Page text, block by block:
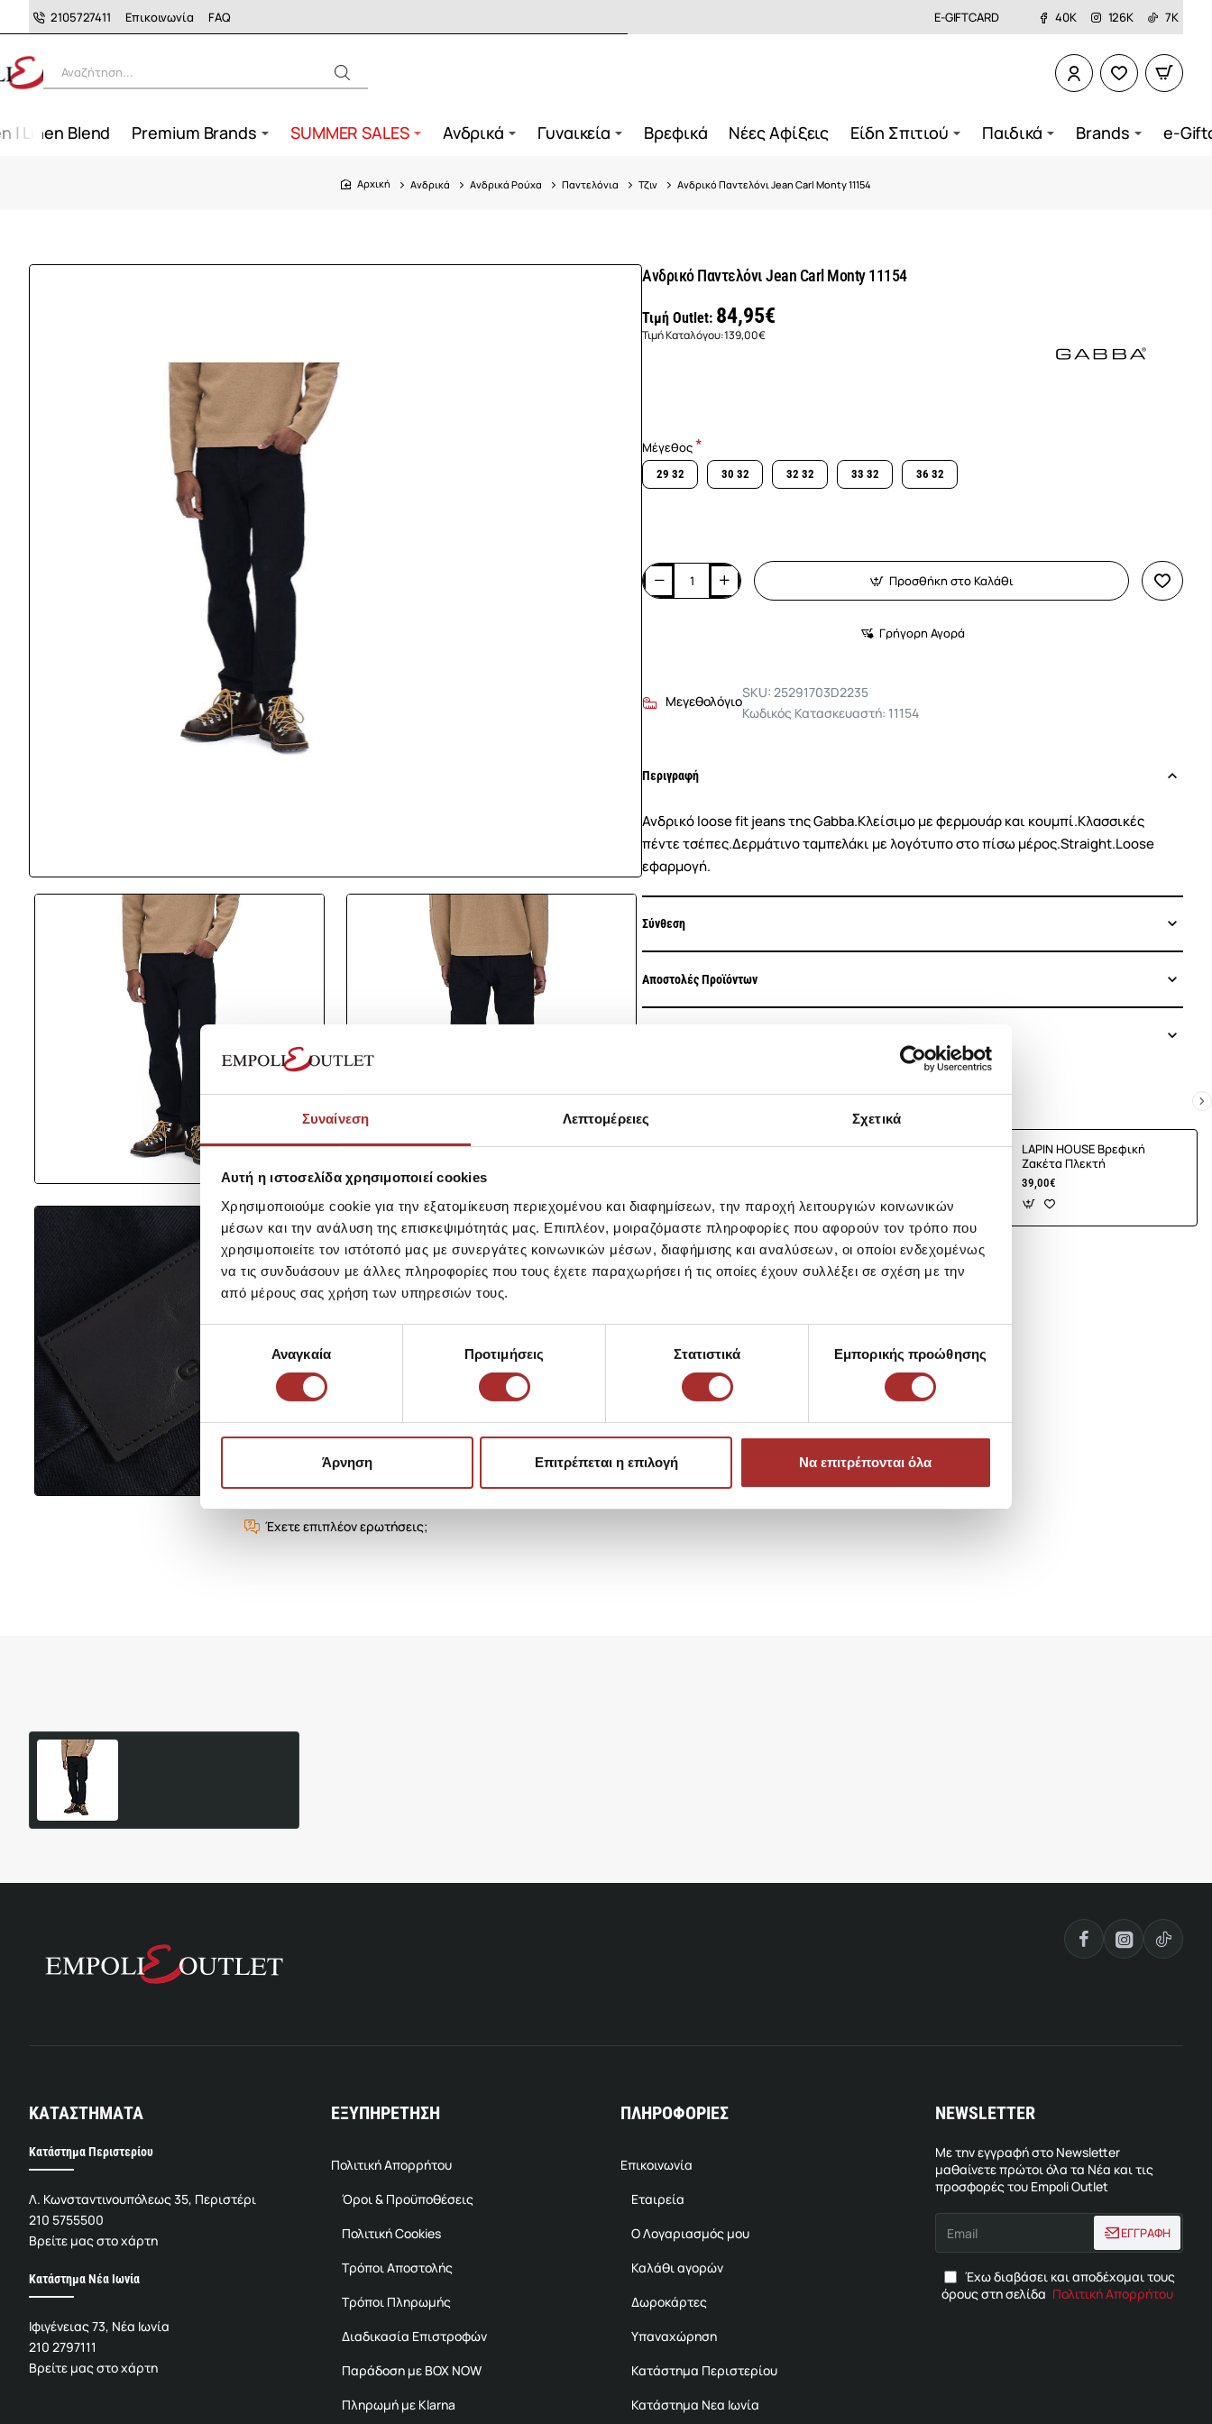
Συναίνεση Λεπτομέρειες Σχετικά
Αυτή η ιστοσελίδα χρησιμοποιεί cookies
Χρησιμοποιούμε cookie για την εξατομίκευση περιεχομένου και διαφημίσεων, την παροχή λειτουργιών κοινωνικών
μέσων και την ανάλυση της επισκεψιμότητάς μας. Επιπλέον, μοιραζόμαστε πληροφορίες που αφορούν τον τρόπο που
χρησιμοποιείτε τον ιστότοπό μας με συνεργάτες κοινωνικών μέσων, διαφήμισης και αναλύσεων, οι οποίοι ενδεχομένως
να τις συνδυάσουν με άλλες πληροφορίες που τους έχετε παραχωρήσει ή τις οποίες έχουν συλλέξει σε σχέση με την
από μέρους σας χρήση των υπηρεσιών τους.
συγκατάθεσηςΑναγκαία Προτιμήσεις Στατιστικά Εμπορικής προώθησης
Άρνηση Επιτρέπεται η επιλογή Να επιτρέπονται όλα
2105727411 Επικοινωνία FAQ E-GIFTCARD 40K 126K 7K
Αναζήτηση...
| Linen Blend Premium Brands SUMMER SALES Ανδρικά Γυναικεία Βρεφικά Νέες Αφίξεις Είδη Σπιτιού Παιδικά Brands e-
home
Ανδρικά Ανδρικά Ρούχα Παντελόνια Τζιν Ανδρικό Παντελόνι Jean Carl Monty 11154
Έχετε επιπλέον ερωτήσεις;
Ανδρικό Παντελόνι Jean Carl Monty 11154
Τιμή Outlet: 84,95€
Τιμή Καταλόγου:139,00€
Μέγεθος
29 32 30 32 32 32 33 32 36 32
Προσθήκη στο Καλάθι
Γρήγορη Αγορά
Μεγεθολόγιο
SKU: 25291703D2235
Κωδικός Κατασκευαστή: 11154
Περιγραφή
Ανδρικό loose fit jeans της Gabba.Κλείσιμο με φερμουάρ και κουμπί.Κλασσικές
πέντε τσέπες.Δερμάτινο ταμπελάκι με λογότυπο στο πίσω μέρος.Straight.Loose
εφαρμογή.
Σύνθεση
Αποστολές Προϊόντων
Ίδια κατηγορία Ίδιο Brand
LAPIN HOUSE Βρεφική
LAPIN HOUSE Βρεφική
Ζακέτα Πλεκτή
39,00€
ΚΑΤΑΣΤΗΜΑΤΑ
Κατάστημα Περιστερίου
Λ. Κωνσταντινουπόλεως 35, Περιστέρι
210 5755500
Βρείτε μας στο χάρτη
Κατάστημα Νέα Ιωνία
Ιφιγένειας 73, Νέα Ιωνία
210 2797111
Βρείτε μας στο χάρτη
ΕΞΥΠΗΡΕΤΗΣΗ
Πολιτική Απορρήτου
Όροι & Προϋποθέσεις
Πολιτική Cookies
Τρόποι Αποστολής
Τρόποι Πληρωμής
Διαδικασία Επιστροφών
Παράδοση με BOX NOW
Πληρωμή με Klarna
ΠΛΗΡΟΦΟΡΙΕΣ
Επικοινωνία
Εταιρεία
Ο Λογαριασμός μου
Καλάθι αγορών
Δωροκάρτες
Υπαναχώρηση
Κατάστημα Περιστερίου
Κατάστημα Νεα Ιωνία
NEWSLETTER
Με την εγγραφή στο Newsletter
μαθαίνετε πρώτοι όλα τα Νέα και τις
προσφορές του Empoli Outlet
Email
ΕΓΓΡΑΦΗ
Έχω διαβάσει και αποδέχομαι τους
όρους στη σελίδα Πολιτική Απορρήτου